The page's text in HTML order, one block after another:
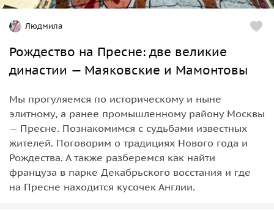
Людмила
Рождество на Пресне: две великие
династии — Маяковские и Мамонтовы
Мы прогуляемся по историческому и ныне
элитному, а ранее промышленному району Москвы
— Пресне. Познакомимся с судьбами известных
жителей. Поговорим о традициях Нового года и
Рождества. А также разберемся как найти
француза в парке Декабрьского восстания и где
на Пресне находится кусочек Англии.